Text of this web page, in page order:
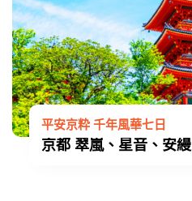
平安京粋 千年風華七日
京都 翠嵐、星音、安縵